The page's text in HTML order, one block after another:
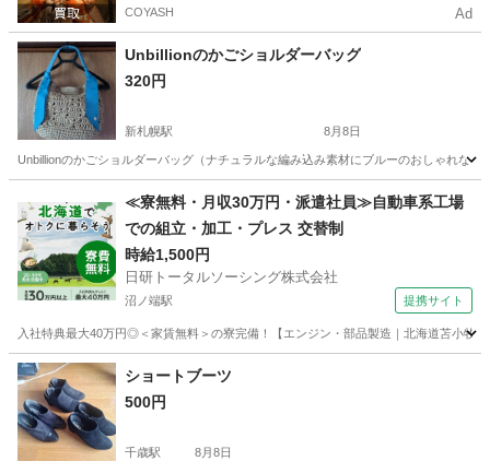
COYASH Ad
Unbillionのかごショルダーバッグ
320円
新札幌駅 8月8日
Unbillionのかごショルダーバッグ（ナチュラルな編み込み素材にブルーのおしゃれな
新札幌駅 バッグ
≪寮無料・月収30万円・派遣社員≫自動車系工場
での組立・加工・プレス 交替制
時給1,500円
日研トータルソーシング株式会社
沼ノ端駅 提携サイト
入社特典最大40万円◎＜家賃無料＞の寮完備！【エンジン・部品製造｜北海道苫小牧
北海道 苫小牧市 沼ノ端駅
ショートブーツ
500円
千歳駅 8月8日